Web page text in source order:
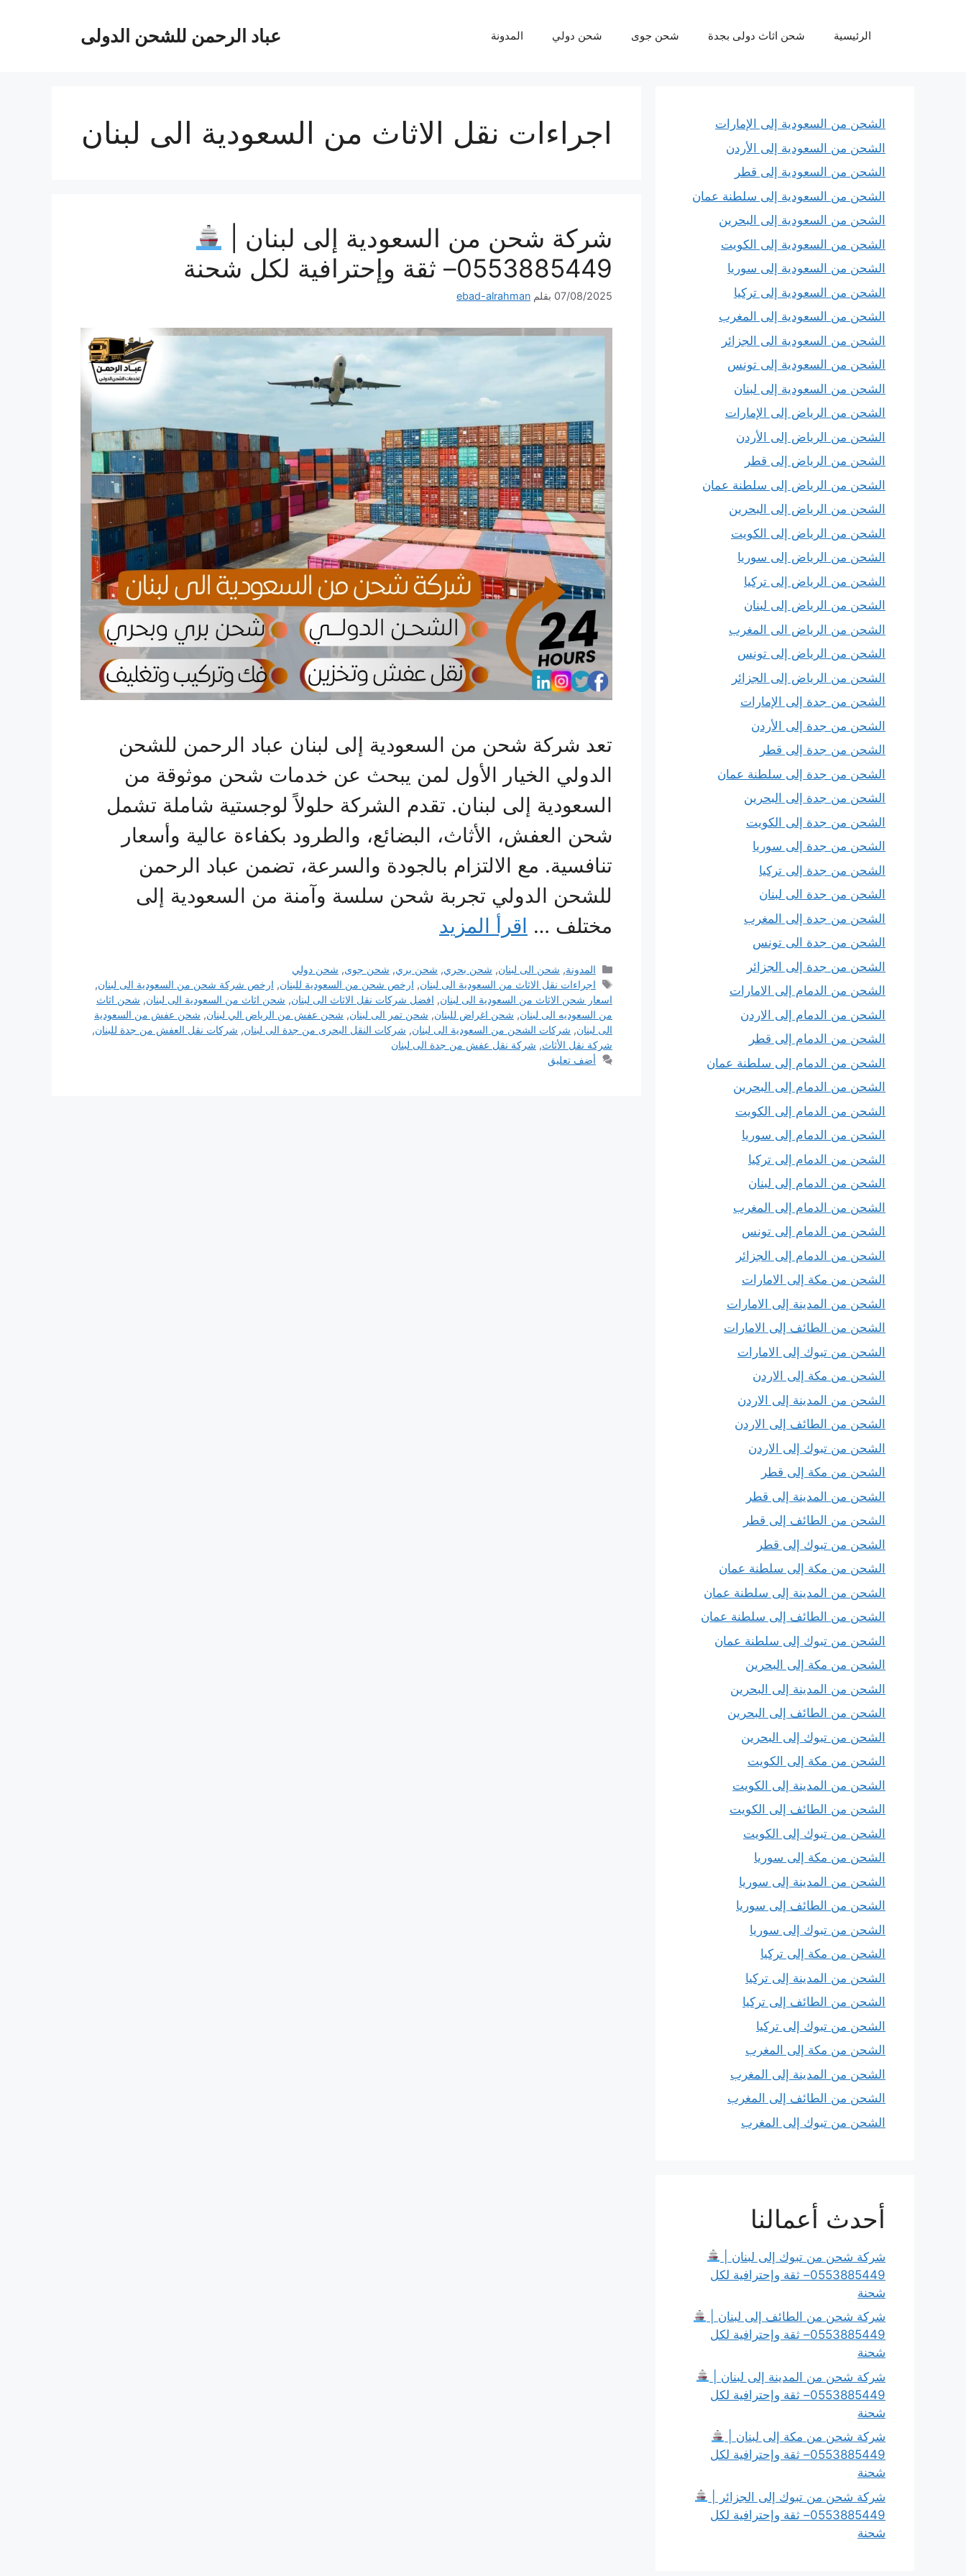
عباد الرحمن للشحن الدولى الرئيسية شحن اثاث دولى بجدة شحن جوى شحن دولي المدونة
اجراءات نقل الاثاث من السعودية الى لبنان
شركة شحن من السعودية إلى لبنان |
0553885449– ثقة وإحترافية لكل شحنة
07/08/2025 بقلم ebad-alrahman
تعد شركة شحن من السعودية إلى لبنان عباد الرحمن للشحن
الدولي الخيار الأول لمن يبحث عن خدمات شحن موثوقة من
السعودية إلى لبنان. تقدم الشركة حلولاً لوجستية شاملة تشمل
شحن العفش، الأثاث، البضائع، والطرود بكفاءة عالية وأسعار
تنافسية. مع الالتزام بالجودة والسرعة، تضمن عباد الرحمن
للشحن الدولي تجربة شحن سلسة وآمنة من السعودية إلى
مختلف … اقرأ المزيد
التصنيفات
المدونة, شحن الى لبنان, شحن بحري, شحن بري, شحن جوى, شحن دولي
الوسوم
اجراءات نقل الاثاث من السعودية الى لبنان, ارخص شحن من السعودية للبنان, ارخص شركة شحن من السعودية الى لبنان,
اسعار شحن الاثاث من السعودية الى لبنان, افضل شركات نقل الاثاث الى لبنان, شحن اثاث من السعودية الى لبنان, شحن اثاث
من السعوديه الى لبنان, شحن اغراض للبنان, شحن تمر الى لبنان, شحن عفش من الرياض الي لبنان, شحن عفش من السعودية
الى لبنان, شركات الشحن من السعودية الى لبنان, شركات النقل البحرى من جدة الى لبنان, شركات نقل العفش من جدة للبنان,
شركة نقل الأثاث, شركة نقل عفش من جدة الى لبنان
أضف تعليق
الشحن من السعودية إلى الإمارات
الشحن من السعودية إلى الأردن
الشحن من السعودية إلى قطر
الشحن من السعودية إلى سلطنة عمان
الشحن من السعودية إلى البحرين
الشحن من السعودية إلى الكويت
الشحن من السعودية إلى سوريا
الشحن من السعودية إلى تركيا
الشحن من السعودية إلى المغرب
الشحن من السعودية الى الجزائر
الشحن من السعودية إلى تونس
الشحن من السعودية إلى لبنان
الشحن من الرياض إلى الإمارات
الشحن من الرياض إلى الأردن
الشحن من الرياض إلى قطر
الشحن من الرياض إلى سلطنة عمان
الشحن من الرياض إلى البحرين
الشحن من الرياض إلى الكويت
الشحن من الرياض إلى سوريا
الشحن من الرياض إلى تركيا
الشحن من الرياض إلى لبنان
الشحن من الرياض الى المغرب
الشحن من الرياض إلى تونس
الشحن من الرياض إلى الجزائر
الشحن من جدة إلى الإمارات
الشحن من جدة إلى الأردن
الشحن من جدة إلى قطر
الشحن من جدة إلى سلطنة عمان
الشحن من جدة إلى البحرين
الشحن من جدة إلى الكويت
الشحن من جدة إلى سوريا
الشحن من جدة إلى تركيا
الشحن من جدة الى لبنان
الشحن من جدة إلى المغرب
الشحن من جدة الى تونس
الشحن من جدة إلى الجزائر
الشحن من الدمام إلى الامارات
الشحن من الدمام إلى الاردن
الشحن من الدمام إلى قطر
الشحن من الدمام إلى سلطنة عمان
الشحن من الدمام إلى البحرين
الشحن من الدمام إلى الكويت
الشحن من الدمام إلى سوريا
الشحن من الدمام إلى تركيا
الشحن من الدمام إلى لبنان
الشحن من الدمام إلى المغرب
الشحن من الدمام إلى تونس
الشحن من الدمام إلى الجزائر
الشحن من مكة إلى الامارات
الشحن من المدينة إلى الامارات
الشحن من الطائف إلى الامارات
الشحن من تبوك إلى الامارات
الشحن من مكة إلى الاردن
الشحن من المدينة إلى الاردن
الشحن من الطائف إلى الاردن
الشحن من تبوك إلى الاردن
الشحن من مكة إلى قطر
الشحن من المدينة إلى قطر
الشحن من الطائف إلى قطر
الشحن من تبوك إلى قطر
الشحن من مكة إلى سلطنة عمان
الشحن من المدينة إلى سلطنة عمان
الشحن من الطائف إلى سلطنة عمان
الشحن من تبوك إلى سلطنة عمان
الشحن من مكة إلى البحرين
الشحن من المدينة إلى البحرين
الشحن من الطائف إلى البحرين
الشحن من تبوك إلى البحرين
الشحن من مكة إلى الكويت
الشحن من المدينة إلى الكويت
الشحن من الطائف إلى الكويت
الشحن من تبوك إلى الكويت
الشحن من مكة إلى سوريا
الشحن من المدينة إلى سوريا
الشحن من الطائف إلى سوريا
الشحن من تبوك إلى سوريا
الشحن من مكة إلى تركيا
الشحن من المدينة إلى تركيا
الشحن من الطائف إلى تركيا
الشحن من تبوك إلى تركيا
الشحن من مكة إلى المغرب
الشحن من المدينة إلى المغرب
الشحن من الطائف إلى المغرب
الشحن من تبوك إلى المغرب
أحدث أعمالنا
شركة شحن من تبوك إلى لبنان |
0553885449– ثقة وإحترافية لكل
شحنة
شركة شحن من الطائف إلى لبنان |
0553885449– ثقة وإحترافية لكل
شحنة
شركة شحن من المدينة إلى لبنان |
0553885449– ثقة وإحترافية لكل
شحنة
شركة شحن من مكة إلى لبنان |
0553885449– ثقة وإحترافية لكل
شحنة
شركة شحن من تبوك إلى الجزائر |
0553885449– ثقة وإحترافية لكل
شحنة